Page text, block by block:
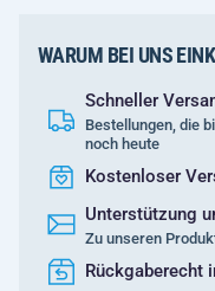
WARUM BEI UNS
Schneller
Bestellungen, die
noch heute
Kostenloser
Unterstützung
Zu unseren
Rückgaberecht